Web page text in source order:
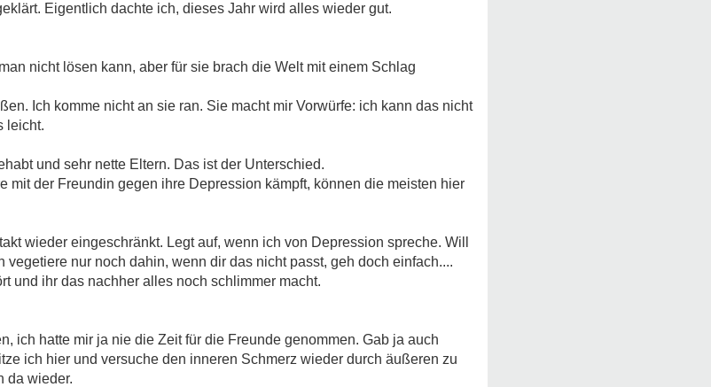
Eigentlich dachte ich, dieses Jahr wird alles wieder gut.
nicht lösen kann, aber für sie brach die Welt mit einem Schlag
Ich komme nicht an sie ran. Sie macht mir Vorwürfe: ich kann das nicht
leicht.
und sehr nette Eltern. Das ist der Unterschied.
mit der Freundin gegen ihre Depression kämpft, können die meisten hier
wieder eingeschränkt. Legt auf, wenn ich von Depression spreche. Will
nur noch dahin, wenn dir das nicht passt, geh doch einfach....
und ihr das nachher alles noch schlimmer macht.
ich hatte mir ja nie die Zeit für die Freunde genommen. Gab ja auch
ich hier und versuche den inneren Schmerz wieder durch äußeren zu
da wieder.